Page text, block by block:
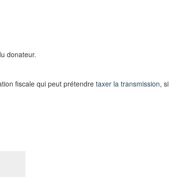
donateur.
fiscale qui peut prétendre taxer la transmission, si